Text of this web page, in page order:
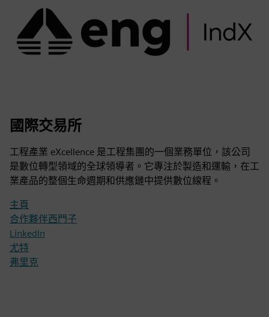
國際交易所
工程產業 eXcellence 是工程集團的一個業務單位，該公司
是數位轉型領域的全球領導者。它專注於製造和運輸，在工
業產品的整個生命週期和供應鏈中提供數位線程。
主頁
合作夥伴西門子
LinkedIn
尤特
弗里克